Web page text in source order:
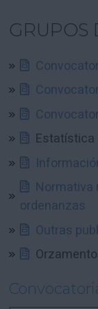
GRUPOS
Estatística
Normativa
ordenanzas
Outras